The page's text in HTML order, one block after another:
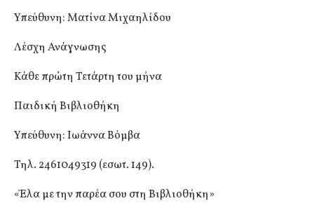
Υπεύθυνη: Ματίνα Μιχαηλίδου
Λέσχη Ανάγνωσης
Κάθε πρώτη Τετάρτη του μήνα
Παιδική Βιβλιοθήκη
Υπεύθυνη: Ιωάννα Βόμβα
Τηλ. 2461049319 (εσωτ. 149).
«Έλα με την παρέα σου στη Βιβλιοθήκη»